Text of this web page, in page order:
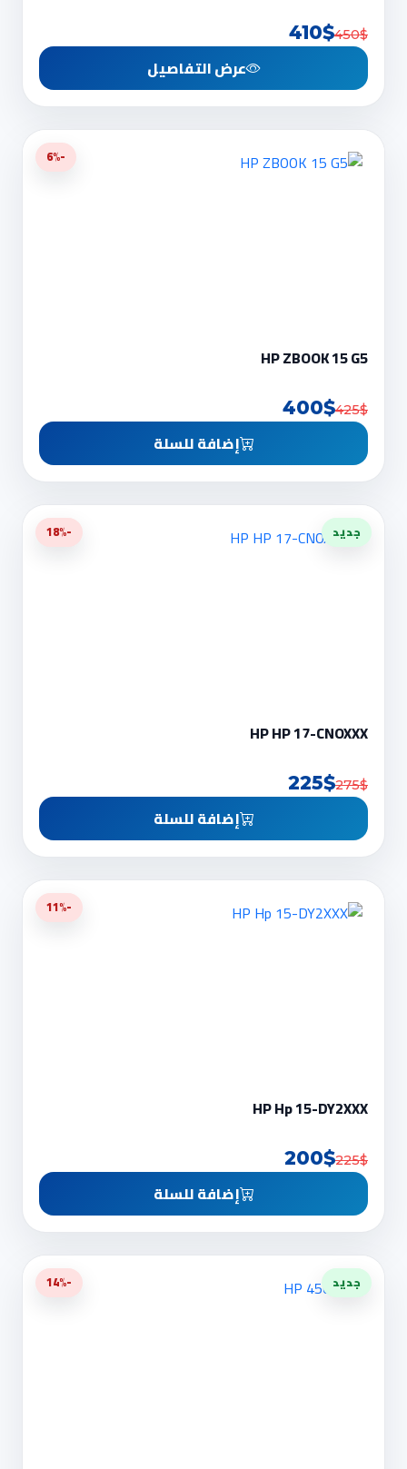
450$
410$
عرض التفاصيل
-6%
HP ZBOOK 15 G5
425$
400$
إضافة للسلة
جديد -18%
HP HP 17-CNOXXX
275$
225$
إضافة للسلة
-11%
HP Hp 15-DY2XXX
225$
200$
إضافة للسلة
جديد -14%